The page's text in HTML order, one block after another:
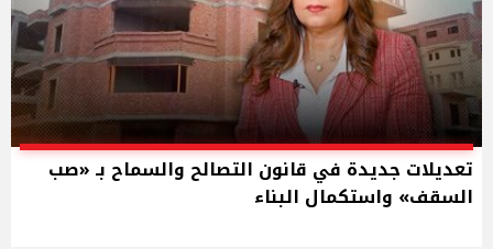
تعديلات جديدة في قانون التصالح والسماح بـ «صب
السقف» واستكمال البناء